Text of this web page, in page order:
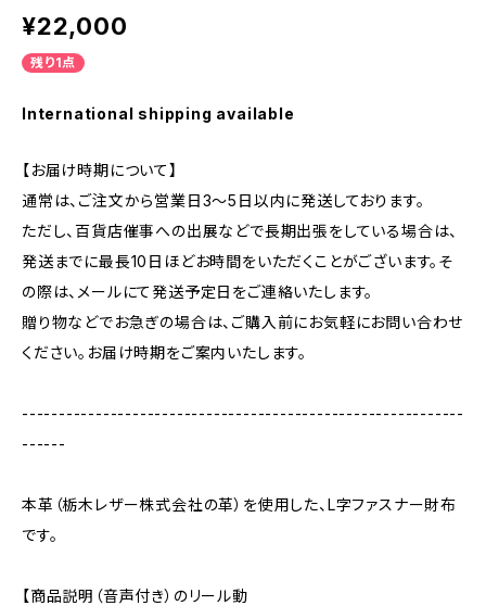
¥22,000
残り1点
International shipping available
【お届け時期について】
通常は、ご注文から営業日3〜5日以内に発送しております。
ただし、百貨店催事への出展などで長期出張をしている場合は、
発送までに最長10日ほどお時間をいただくことがございます。そ
の際は、メールにて発送予定日をご連絡いたします。
贈り物などでお急ぎの場合は、ご購入前にお気軽にお問い合わせ
ください。お届け時期をご案内いたします。
------------------------------------------------------------
------
本革（栃木レザー株式会社の革）を使用した、L字ファスナー財布
です。
【商品説明（音声付き）のリール動